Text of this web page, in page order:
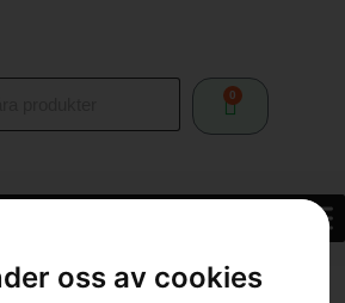
oss av cookies
0
TF 225